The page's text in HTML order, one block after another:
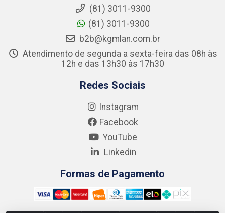
(81) 3011-9300
(81) 3011-9300
b2b@kgmlan.com.br
Atendimento de segunda a sexta-feira das 08h às
12h e das 13h30 às 17h30
Redes Sociais
Instagram
Facebook
YouTube
Linkedin
Formas de Pagamento